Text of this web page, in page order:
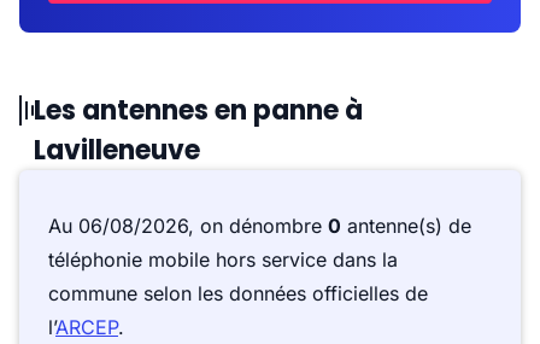
Les antennes en panne à
Lavilleneuve
Au 06/08/2026, on dénombre 0 antenne(s) de
téléphonie mobile hors service dans la
commune selon les données officielles de
l’ARCEP.